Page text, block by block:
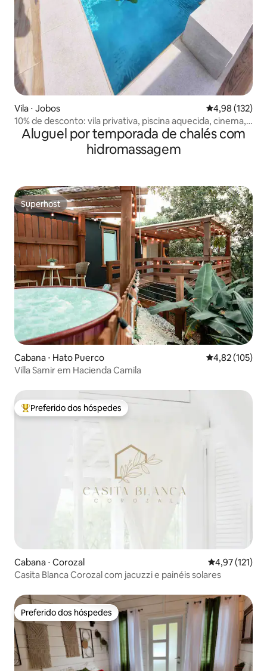
Vila ⋅ Jobos 4,98 de uma
4,98 (132)
10% de desconto: vila privativa, piscina aquecida, cinema,
praias.
Aluguel por temporada de chalés com
hidromassagem
Superhost
Superhost
Cabana ⋅ Hato Puerco 4,82 de uma
4,82 (105)
Villa Samir em Hacienda Camila
Entre os melhores preferidos dos hóspedes
Preferido dos hóspedes
Cabana ⋅ Corozal 4,97 de uma
4,97 (121)
Casita Blanca Corozal com jacuzzi e painéis solares
Preferido dos hóspedes
Preferido dos hóspedes